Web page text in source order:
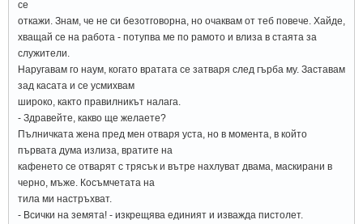
се
откажи. Знам, че не си безотговорна, но очаквам от теб повече. Хайде,
хващай се на работа - потупва ме по рамото и влиза в стаята за
служители.
Наругавам го наум, когато вратата се затваря след гърба му. Заставам
зад касата и се усмихвам
широко, както правилникът налага.
- Здравейте, какво ще желаете?
Пълничката жена пред мен отваря уста, но в момента, в който
първата дума излиза, вратите на
кафенето се отварят с трясък и вътре нахлуват двама, маскирани в
черно, мъже. Косъмчетата на
тила ми настръхват.
- Всички на земята! - изкрещява единият и изважда пистолет.